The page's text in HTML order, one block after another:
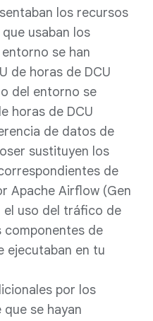
los recursos
usaban los
se han
de horas de DCU
del entorno se
horas de DCU
de datos de
sustituyen los
de
Apache Airflow (Gen
el uso del tráfico de
de
ejecutaban en tu
por los
se hayan